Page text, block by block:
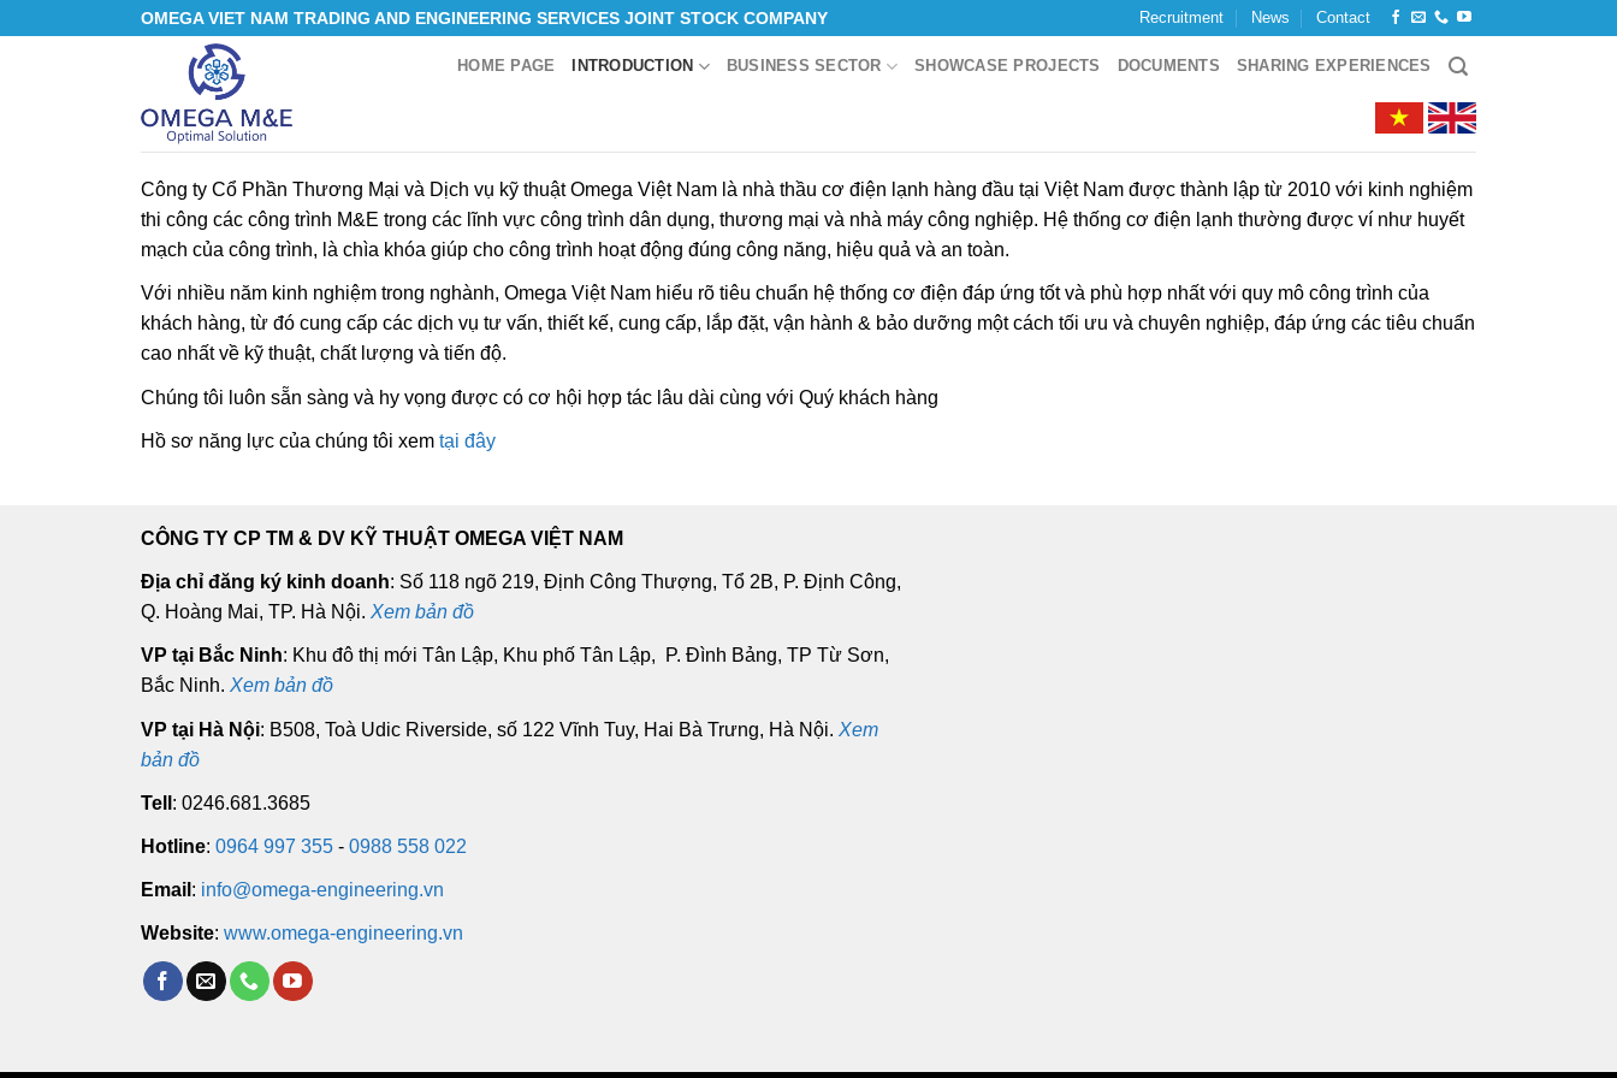
OMEGA VIET NAM TRADING AND ENGINEERING SERVICES JOINT STOCK COMPANY Recruitment News Contact
HOME PAGE INTRODUCTION BUSINESS SECTOR SHOWCASE PROJECTS DOCUMENTS SHARING EXPERIENCES
Công ty Cổ Phần Thương Mại và Dịch vụ kỹ thuật Omega Việt Nam là nhà thầu cơ điện lạnh hàng đầu tại Việt Nam được thành lập từ 2010 với kinh nghiệm
thi công các công trình M&E trong các lĩnh vực công trình dân dụng, thương mại và nhà máy công nghiệp. Hệ thống cơ điện lạnh thường được ví như huyết
mạch của công trình, là chìa khóa giúp cho công trình hoạt động đúng công năng, hiệu quả và an toàn.
Với nhiều năm kinh nghiệm trong nghành, Omega Việt Nam hiểu rõ tiêu chuẩn hệ thống cơ điện đáp ứng tốt và phù hợp nhất với quy mô công trình của
khách hàng, từ đó cung cấp các dịch vụ tư vấn, thiết kế, cung cấp, lắp đặt, vận hành & bảo dưỡng một cách tối ưu và chuyên nghiệp, đáp ứng các tiêu chuẩn
cao nhất về kỹ thuật, chất lượng và tiến độ.
Chúng tôi luôn sẵn sàng và hy vọng được có cơ hội hợp tác lâu dài cùng với Quý khách hàng
Hồ sơ năng lực của chúng tôi xem tại đây
CÔNG TY CP TM & DV KỸ THUẬT OMEGA VIỆT NAM
Địa chỉ đăng ký kinh doanh: Số 118 ngõ 219, Định Công Thượng, Tổ 2B, P. Định Công,
Q. Hoàng Mai, TP. Hà Nội. Xem bản đồ
VP tại Bắc Ninh: Khu đô thị mới Tân Lập, Khu phố Tân Lập, P. Đình Bảng, TP Từ Sơn,
Bắc Ninh. Xem bản đồ
VP tại Hà Nội: B508, Toà Udic Riverside, số 122 Vĩnh Tuy, Hai Bà Trưng, Hà Nội. Xem
bản đồ
Tell : 0246.681.3685
Hotline: 0964 997 355 - 0988 558 022
Email : info@omega-engineering.vn
Website: www.omega-engineering.vn